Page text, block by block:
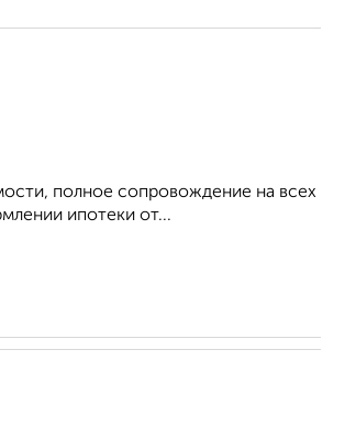
полное сопровождение на всех
ипотеки от...